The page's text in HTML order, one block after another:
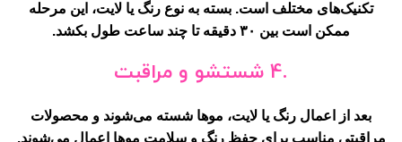
تکنیک‌های مختلف است. بسته به نوع رنگ یا لایت، این مرحله
ممکن است بین ۳۰ دقیقه تا چند ساعت طول بکشد.
.4 شستشو و مراقبت
بعد از اعمال رنگ یا لایت، موها شسته می‌شوند و محصولات
مراقبتی مناسب برای حفظ رنگ و سلامت موها اعمال می‌شوند.